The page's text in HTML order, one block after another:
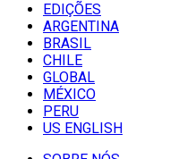
EDIÇÕES
ARGENTINA
BRASIL
CHILE
GLOBAL
MÉXICO
PERU
US ENGLISH